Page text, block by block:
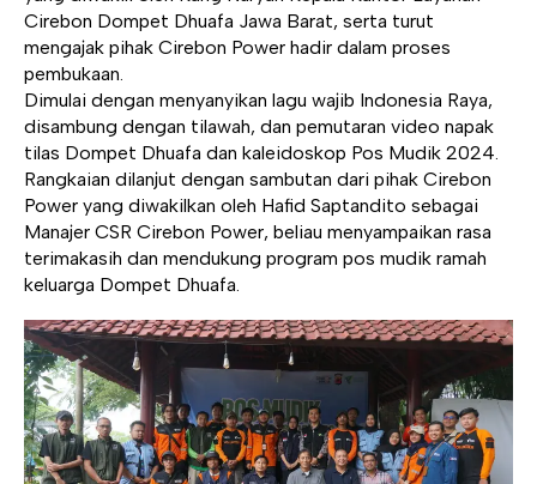
Cirebon Dompet Dhuafa Jawa Barat, serta turut
mengajak pihak Cirebon Power hadir dalam proses
pembukaan.
Dimulai dengan menyanyikan lagu wajib Indonesia Raya,
disambung dengan tilawah, dan pemutaran video napak
tilas Dompet Dhuafa dan kaleidoskop Pos Mudik 2024.
Rangkaian dilanjut dengan sambutan dari pihak Cirebon
Power yang diwakilkan oleh Hafid Saptandito sebagai
Manajer CSR Cirebon Power, beliau menyampaikan rasa
terimakasih dan mendukung program pos mudik ramah
keluarga Dompet Dhuafa.